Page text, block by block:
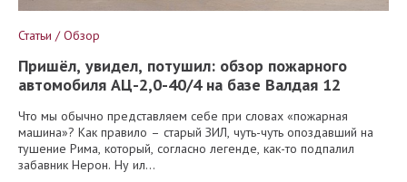
Статьи / Обзор
Пришёл, увидел, потушил: обзор пожарного
автомобиля АЦ-2,0-40/4 на базе Валдая 12
Что мы обычно представляем себе при словах «пожарная
машина»? Как правило – старый ЗИЛ, чуть-чуть опоздавший на
тушение Рима, который, согласно легенде, как-то подпалил
забавник Нерон. Ну ил...